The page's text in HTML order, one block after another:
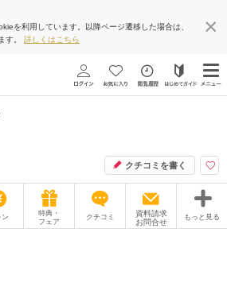
を利用しています。以降ページ遷移した場合は、
す。 詳しくはこちら
クチコミを書く
ン
特典・
フェア
クチコミ
資料請求
お問合せ
もっと見る